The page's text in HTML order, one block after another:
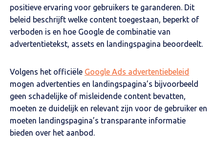
positieve ervaring voor gebruikers te garanderen. Dit
beleid beschrijft welke content toegestaan, beperkt of
verboden is en hoe Google de combinatie van
advertentietekst, assets en landingspagina beoordeelt.
Volgens het officiële Google Ads advertentiebeleid
mogen advertenties en landingspagina’s bijvoorbeeld
geen schadelijke of misleidende content bevatten,
moeten ze duidelijk en relevant zijn voor de gebruiker en
moeten landingspagina’s transparante informatie
bieden over het aanbod.